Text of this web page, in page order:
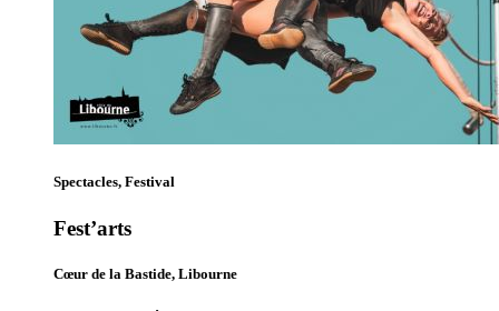
Spectacles, Festival
Fest’arts
Cœur de la Bastide, Libourne